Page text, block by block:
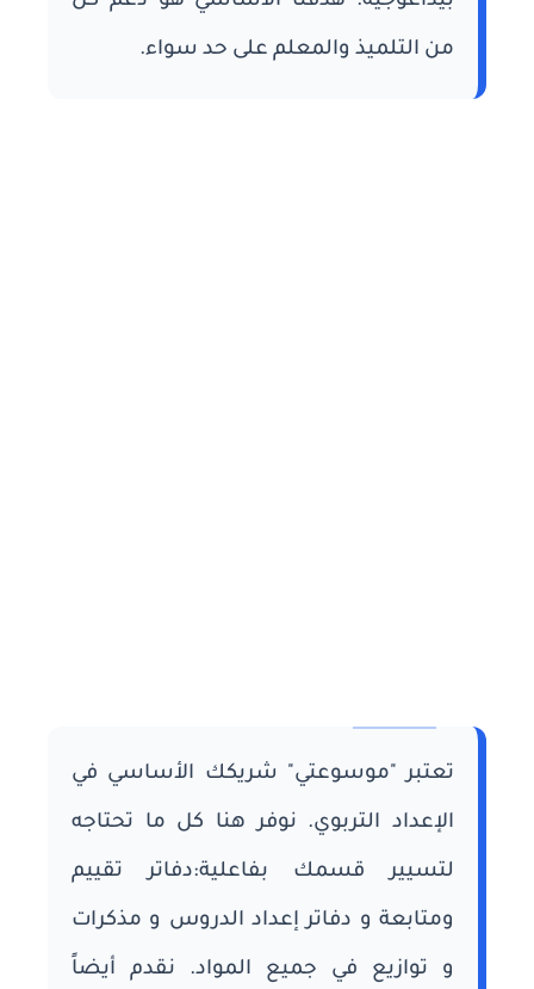
من التلميذ والمعلم على حد سواء.
تعتبر "موسوعتي" شريكك الأساسي في
الإعداد التربوي. نوفر هنا كل ما تحتاجه
لتسيير قسمك بفاعلية:دفاتر تقييم
ومتابعة و دفاتر إعداد الدروس و مذكرات
و توازيع في جميع المواد. نقدم أيضاً